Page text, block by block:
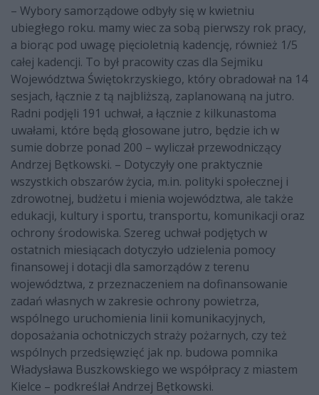
– Wybory samorządowe odbyły się w kwietniu
ubiegłego roku. mamy wiec za sobą pierwszy rok pracy,
a biorąc pod uwagę pięcioletnią kadencję, również 1/5
całej kadencji. To był pracowity czas dla Sejmiku
Województwa Świętokrzyskiego, który obradował na 14
sesjach, łącznie z tą najbliższą, zaplanowaną na jutro.
Radni podjęli 191 uchwał, a łącznie z kilkunastoma
uwałami, które będą głosowane jutro, będzie ich w
sumie dobrze ponad 200 – wyliczał przewodniczący
Andrzej Bętkowski. – Dotyczyły one praktycznie
wszystkich obszarów życia, m.in. polityki społecznej i
zdrowotnej, budżetu i mienia województwa, ale także
edukacji, kultury i sportu, transportu, komunikacji oraz
ochrony środowiska. Szereg uchwał podjętych w
ostatnich miesiącach dotyczyło udzielenia pomocy
finansowej i dotacji dla samorządów z terenu
województwa, z przeznaczeniem na dofinansowanie
zadań własnych w zakresie ochrony powietrza,
wspólnego uruchomienia linii komunikacyjnych,
doposażania ochotniczych straży pożarnych, czy też
wspólnych przedsięwzięć jak np. budowa pomnika
Władysława Buszkowskiego we współpracy z miastem
Kielce – podkreślał Andrzej Bętkowski.